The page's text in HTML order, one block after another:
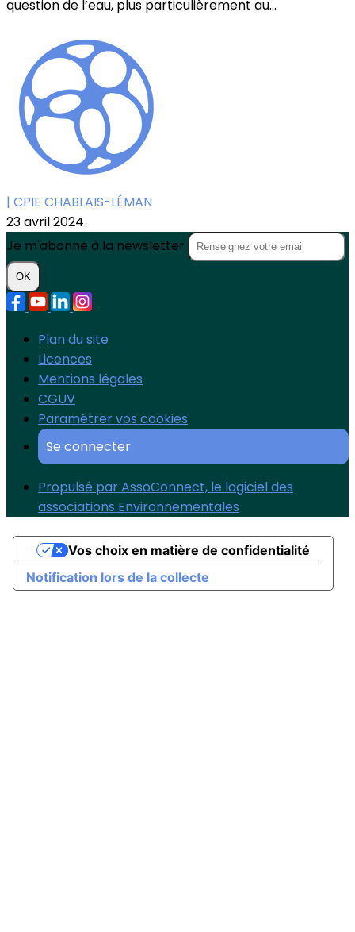
question de l’eau, plus particulièrement au...
| CPIE CHABLAIS-LÉMAN
23 avril 2024
Je m'abonne à la newsletter
OK
Plan du site
Licences
Mentions légales
CGUV
Paramétrer vos cookies
Se connecter
Propulsé par AssoConnect, le logiciel des
associations Environnementales
Notification lors de la collecte
Vos choix en matière de confidentialité